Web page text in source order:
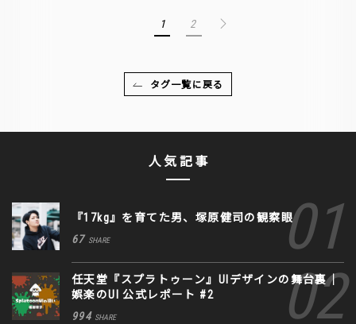
1 2
タグ一覧に戻る
人気記事
『17kg』を育てた男、塚原健司の観察眼
67 SHARE
任天堂『スプラトゥーン』UIデザインの舞台裏｜
娯楽のUI 公式レポート #2
994 SHARE